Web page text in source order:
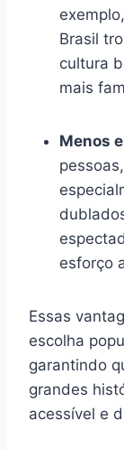
Brasil
cultura
mais
Menos
esforço
Essas
escolha
garantindo
grandes
acessível e